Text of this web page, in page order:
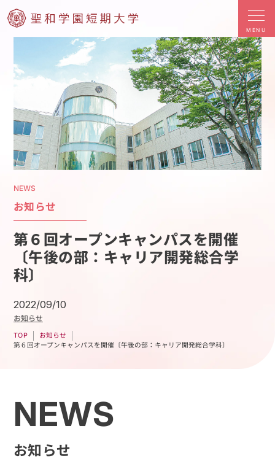
MENU
NEWS
お知らせ
第６回オープンキャンパスを開催
〔午後の部：キャリア開発総合学
科〕
2022/09/10
お知らせ
TOP お知らせ
第６回オープンキャンパスを開催〔午後の部：キャリア開発総合学科〕
NEWS
お知らせ